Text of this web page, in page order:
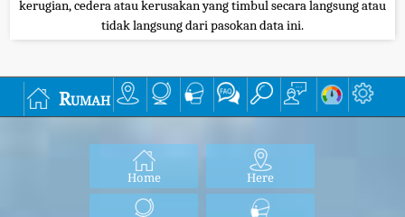
kerugian, cedera atau kerusakan yang timbul secara langsung atau
tidak langsung dari pasokan data ini.
Rumah
Home Here